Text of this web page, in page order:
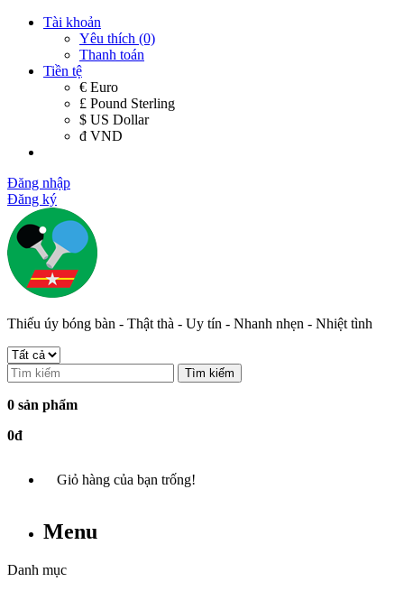
Tài khoản
Yêu thích (0)
Thanh toán
Tiền tệ
€ Euro
£ Pound Sterling
$ US Dollar
đ VND
Đăng nhập
Đăng ký
Thiếu úy bóng bàn - Thật thà - Uy tín - Nhanh nhẹn - Nhiệt tình
Tìm kiếm
0 sản phẩm
0đ
Giỏ hàng của bạn trống!
Menu
Danh mục